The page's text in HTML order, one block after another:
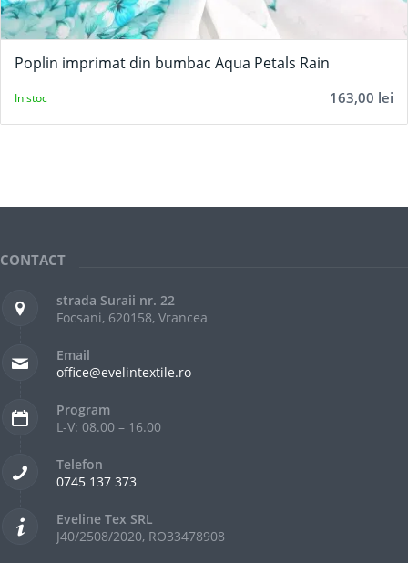
Poplin imprimat din bumbac Aqua Petals Rain
163,00 lei
In stoc
CONTACT
strada Suraii nr. 22
Focsani, 620158, Vrancea
Email
office@evelintextile.ro
Program
L-V: 08.00 – 16.00
Telefon
0745 137 373
Eveline Tex SRL
J40/2508/2020, RO33478908